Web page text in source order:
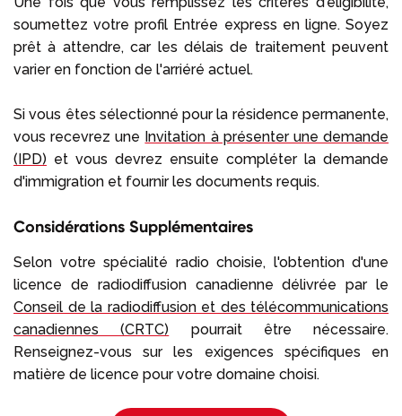
soumettez votre profil Entrée express en ligne. Soyez
prêt à attendre, car les délais de traitement peuvent
varier en fonction de l'arriéré actuel.
Si vous êtes sélectionné pour la résidence permanente,
vous recevrez une Invitation à présenter une demande
(IPD) et vous devrez ensuite compléter la demande
d'immigration et fournir les documents requis.
Considérations Supplémentaires
Selon votre spécialité radio choisie, l'obtention d'une
licence de radiodiffusion canadienne délivrée par le
Conseil de la radiodiffusion et des télécommunications
canadiennes (CRTC) pourrait être nécessaire.
Renseignez-vous sur les exigences spécifiques en
matière de licence pour votre domaine choisi.